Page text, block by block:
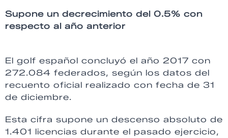
Supone un decrecimiento del 0.5% con
respecto al año anterior
El golf español concluyó el año 2017 con
272.084 federados, según los datos del
recuento oficial realizado con fecha de 31
de diciembre.
Esta cifra supone un descenso absoluto de
1.401 licencias durante el pasado ejercicio,